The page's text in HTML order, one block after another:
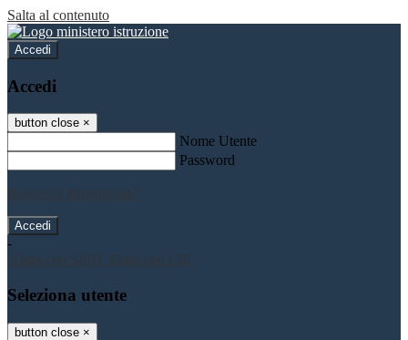
Salta al contenuto
Accedi
Accedi
button close ×
Nome Utente
Password
Password dimenticata?
-
Entra con SPID
Entra con CIE
Seleziona utente
button close ×